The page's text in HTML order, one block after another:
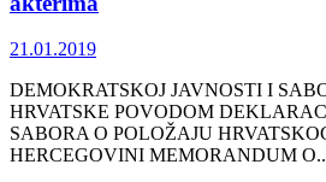
21.01.2019
DEMOKRATSKOJ JAVNOSTI I
HRVATSKE POVODOM
SABORA O POLOŽAJU
HERCEGOVINI MEMORANDUM